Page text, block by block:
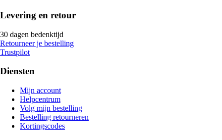
Levering en retour
30 dagen bedenktijd
Retourneer je bestelling
Trustpilot
Diensten
Mijn account
Helpcentrum
Volg mijn bestelling
Bestelling retourneren
Kortingscodes